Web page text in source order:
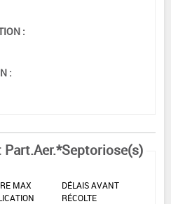
:
:
Part.Aer.*Septoriose(s)
MAX
DÉLAIS AVANT
RÉCOLTE